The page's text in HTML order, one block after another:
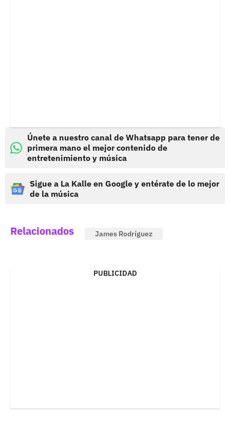
Únete a nuestro canal de Whatsapp para tener de
primera mano el mejor contenido de
entretenimiento y música
Sigue a La Kalle en Google y entérate de lo mejor
de la música
Relacionados James Rodríguez
PUBLICIDAD